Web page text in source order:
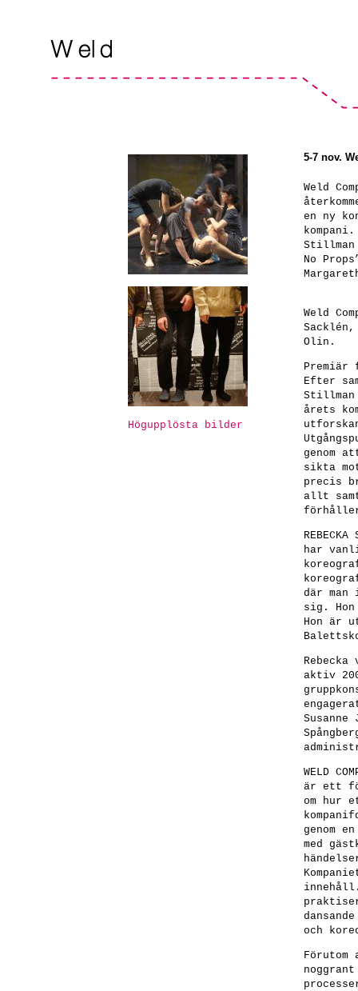
Högupplösta bilder
5-7 nov.
Weld
en ny
Stillman
No
Weld
Olin.
Premiär
Efter
Stillman
årets
genom
sikta
precis
allt
REBECKA
har
där
sig.
Hon är
aktiv
Susanne
WELD
är ett
om hur
genom
med
och